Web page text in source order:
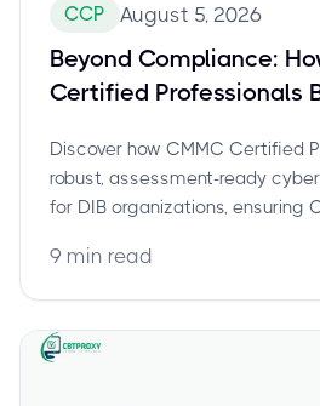
CCP August 5, 2026
Beyond Compliance:
Certified Professionals
Organizations
Discover how CMMC Certified
robust, assessment-ready
for DIB organizations, ensuring
crucial role in strengthening
9 min read